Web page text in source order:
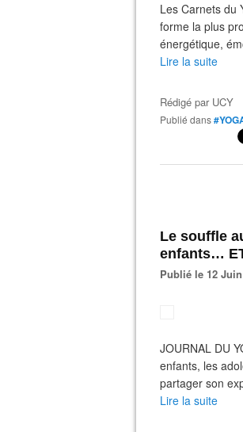
Les Carnets du
forme la plus
énergétique,
Lire la suite
Rédigé par UCY
Publié dans
Le souffle
enfants…
Publié le 12
JOURNAL DU
enfants, les
partager son
Lire la suite